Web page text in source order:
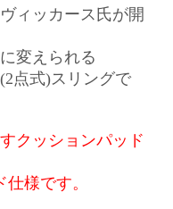
ィッカース氏が開
変えられる
点式)スリングで
クッションパッド
仕様です。